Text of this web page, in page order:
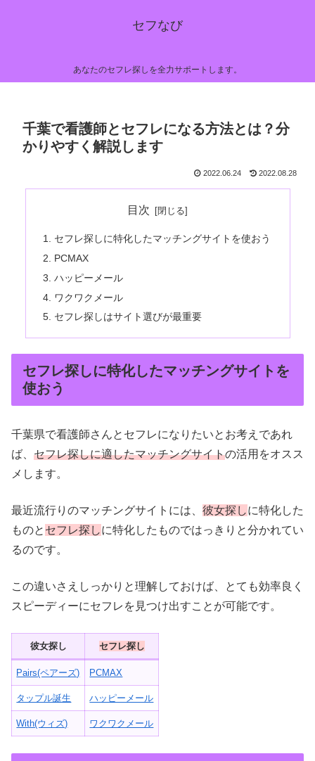
セフなび
あなたのセフレ探しを全力サポートします。
千葉で看護師とセフレになる方法とは？分
かりやすく解説します
2022.06.24 2022.08.28
目次
セフレ探しに特化したマッチングサイトを使おう
PCMAX
ハッピーメール
ワクワクメール
セフレ探しはサイト選びが最重要
セフレ探しに特化したマッチングサイトを
使おう
千葉県で看護師さんとセフレになりたいとお考えであれ
ば、 セフレ探しに適したマッチングサイトの活用をオスス
メします。
最近流行りのマッチングサイトには、 彼女探しに特化した
ものと セフレ探しに特化したものではっきりと分かれてい
るのです。
この違いさえしっかりと理解しておけば、とても効率良く
スピーディーにセフレを見つけ出すことが可能です。
彼女探し セフレ探し
Pairs(ペアーズ) PCMAX
タップル誕生 ハッピーメール
With(ウィズ) ワクワクメール